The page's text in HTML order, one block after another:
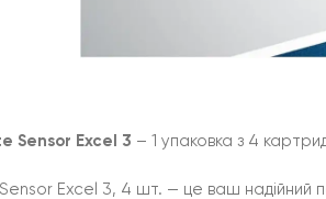
Sensor Excel 3 – 1 упаковка з 4
Excel 3, 4 шт. — це ваш надійний